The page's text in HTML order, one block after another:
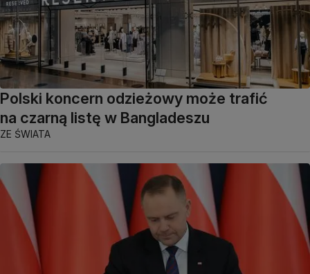
Polski koncern odzieżowy może trafić
na czarną listę w Bangladeszu
ZE ŚWIATA